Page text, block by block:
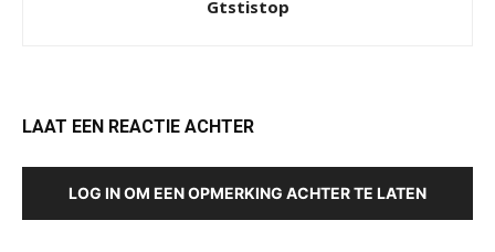
Gtstistop
LAAT EEN REACTIE ACHTER
LOG IN OM EEN OPMERKING ACHTER TE LATEN